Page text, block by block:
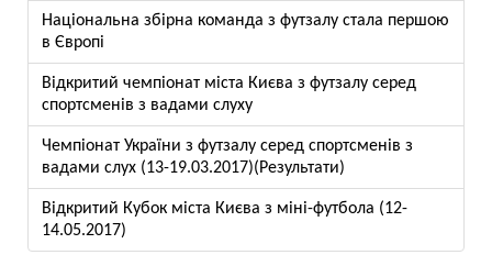
Національна збірна команда з футзалу стала першою
в Європі
Відкритий чемпіонат міста Києва з футзалу серед
спортсменів з вадами слуху
Чемпіонат України з футзалу серед спортсменів з
вадами слух (13-19.03.2017)(Результати)
Відкритий Кубок міста Києва з міні-футбола (12-
14.05.2017)